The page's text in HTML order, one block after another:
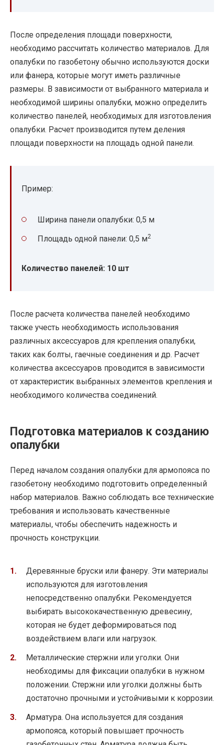
После определения площади поверхности,
необходимо рассчитать количество материалов. Для
опалубки по газобетону обычно используются доски
или фанера, которые могут иметь различные
размеры. В зависимости от выбранного материала и
необходимой ширины опалубки, можно определить
количество панелей, необходимых для изготовления
опалубки. Расчет производится путем деления
площади поверхности на площадь одной панели.
Пример:
Ширина панели опалубки: 0,5 м
Площадь одной панели: 0,5 м2
Количество панелей: 10 шт
После расчета количества панелей необходимо
также учесть необходимость использования
различных аксессуаров для крепления опалубки,
таких как болты, гаечные соединения и др. Расчет
количества аксессуаров проводится в зависимости
от характеристик выбранных элементов крепления и
необходимого количества соединений.
Подготовка материалов к созданию
опалубки
Перед началом создания опалубки для армопояса по
газобетону необходимо подготовить определенный
набор материалов. Важно соблюдать все технические
требования и использовать качественные
материалы, чтобы обеспечить надежность и
прочность конструкции.
Деревянные бруски или фанеру. Эти материалы
используются для изготовления
непосредственно опалубки. Рекомендуется
выбирать высококачественную древесину,
которая не будет деформироваться под
воздействием влаги или нагрузок.
Металлические стержни или уголки. Они
необходимы для фиксации опалубки в нужном
положении. Стержни или уголки должны быть
достаточно прочными и устойчивыми к коррозии.
Арматура. Она используется для создания
армопояса, который повышает прочность